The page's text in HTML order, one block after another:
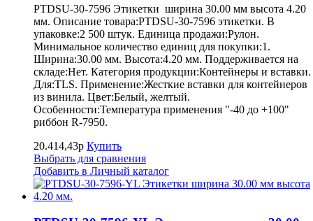
PTDSU-30-7596 Этикетки ширина 30.00 мм высота 4.20
мм. Описание товара:PTDSU-30-7596 этикетки. В
упаковке:2 500 штук. Единица продажи:Рулон.
Минимальное количество единиц для покупки:1.
Ширина:30.00 мм. Высота:4.20 мм. Поддерживается на
складе:Нет. Категория продукции:Контейнеры и вставки.
Для:TLS. Применение:Жесткие вставки для контейнеров
из винила. Цвет:Белый, желтый.
Особенности:Температура применения "-40 до +100"
риббон R-7950.
20.414,43р Купить
Выбрать для сравнения
Добавить в Личный каталог